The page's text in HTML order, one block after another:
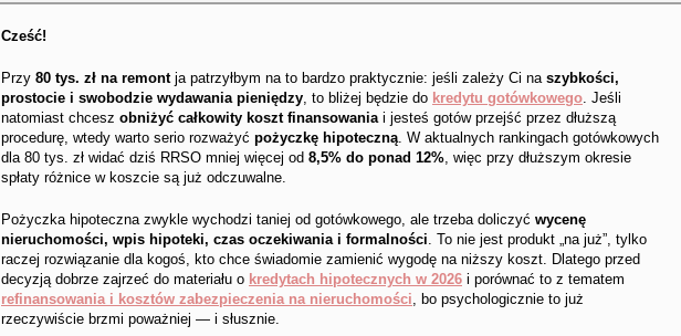
Cześć!
Przy 80 tys. zł na remontja patrzyłbym na to bardzo praktycznie: jeśli zależy Ci na szybkości,
prostocie i swobodzie wydawania pieniędzy, to bliżej będzie do kredytu gotówkowego. Jeśli
natomiast chcesz obniżyć całkowity koszt finansowaniai jesteś gotów przejść przez dłuższą
procedurę, wtedy warto serio rozważyć pożyczkę hipoteczną. W aktualnych rankingach gotówkowych
dla 80 tys. zł widać dziś RRSO mniej więcej od 8,5% do ponad 12%, więc przy dłuższym okresie
spłaty różnice w koszcie są już odczuwalne.
Pożyczka hipoteczna zwykle wychodzi taniej od gotówkowego, ale trzeba doliczyć wycenę
nieruchomości, wpis hipoteki, czas oczekiwania i formalności. To nie jest produkt „na już”, tylko
raczej rozwiązanie dla kogoś, kto chce świadomie zamienić wygodę na niższy koszt. Dlatego przed
decyzją dobrze zajrzeć do materiału o kredytach hipotecznych w 2026 i porównać to z tematem
refinansowania i kosztów zabezpieczenia na nieruchomości, bo psychologicznie to już
rzeczywiście brzmi poważniej — i słusznie.